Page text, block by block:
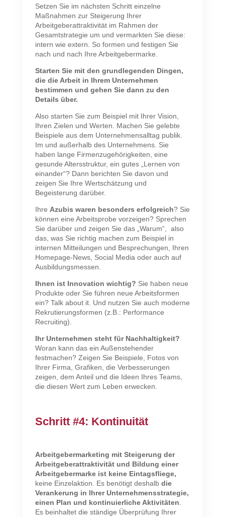
Setzen Sie im nächsten Schritt einzelne
Maßnahmen zur Steigerung Ihrer
Arbeitgeberattraktivität im Rahmen der
Gesamtstrategie um und vermarkten Sie diese:
intern wie extern. So formen und festigen Sie
nach und nach Ihre Arbeitgebermarke.
Starten Sie mit den grundlegenden Dingen,
die die Arbeit in Ihrem Unternehmen
bestimmen und gehen Sie dann zu den
Details über.
Also starten Sie zum Beispiel mit Ihrer Vision,
Ihren Zielen und Werten. Machen Sie gelebte
Beispiele aus dem Unternehmensalltag publik.
Im und außerhalb des Unternehmens. Sie
haben lange Firmenzugehörigkeiten, eine
gesunde Altersstruktur, ein gutes „Lernen von
einander“? Dann berichten Sie davon und
zeigen Sie Ihre Wertschätzung und
Begeisterung darüber.
Ihre Azubis waren besonders erfolgreich? Sie
können eine Arbeitsprobe vorzeigen? Sprechen
Sie darüber und zeigen Sie das „Warum“, also
das, was Sie richtig machen zum Beispiel in
internen Mitteilungen und Besprechungen, Ihren
Homepage-News, Social Media oder auch auf
Ausbildungsmessen.
Ihnen ist Innovation wichtig? Sie haben neue
Produkte oder Sie führen neue Arbeitsformen
ein? Talk about it. Und nutzen Sie auch moderne
Rekrutierungsformen (z.B.: Performance
Recruiting).
Ihr Unternehmen steht für Nachhaltigkeit?
Woran kann das ein Außenstehender
festmachen? Zeigen Sie Beispiele, Fotos von
Ihrer Firma, Grafiken, die Verbesserungen
zeigen, dem Anteil und die Ideen Ihres Teams,
die diesen Wert zum Leben erwecken.
Schritt #4: Kontinuität
Arbeitgebermarketing mit Steigerung der
Arbeitgeberattraktivität und Bildung einer
Arbeitgebermarke ist keine Eintagsfliege,
keine Einzelaktion. Es benötigt deshalb die
Verankerung in Ihrer Unternehmensstrategie,
einen Plan und kontinuierliche Aktivitäten
Es beinhaltet die ständige Überprüfung Ihrer